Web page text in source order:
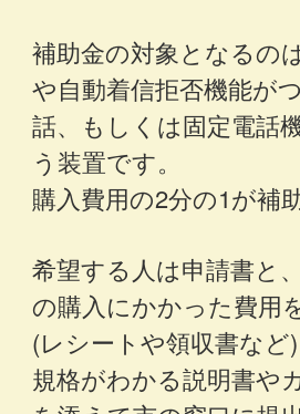
補助金の対象となるの
や自動着信拒否機能が
話、もしくは固定電話
う装置です。
購入費用の2分の1が補
希望する人は申請書と
の購入にかかった費用
(レシートや領収書など
規格がわかる説明書や